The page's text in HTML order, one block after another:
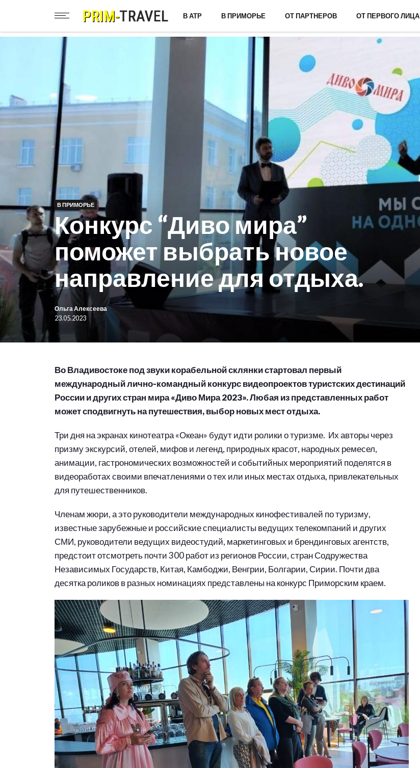
В АТР В ПРИМОРЬЕ ОТ ПАРТНЕРОВ ОТ ПЕРВОГО ЛИЦА
В ПРИМОРЬЕ
Конкурс “Диво мира”
поможет выбрать новое
направление для отдыха.
Ольга Алексеева
23.05.2023
Во Владивостоке под звуки корабельной склянки стартовал первый
международный лично-командный конкурс видеопроектов туристских дестинаций
России и других стран мира «Диво Мира 2023». Любая из представленных работ
может сподвигнуть на путешествия, выбор новых мест отдыха.
Три дня на экранах кинотеатра «Океан» будут идти ролики о туризме. Их авторы через
призму экскурсий, отелей, мифов и легенд, природных красот, народных ремесел,
анимации, гастрономических возможностей и событийных мероприятий поделятся в
видеоработах своими впечатлениями о тех или иных местах отдыха, привлекательных
для путешественников.
Членам жюри, а это руководители международных кинофестивалей по туризму,
известные зарубежные и российские специалисты ведущих телекомпаний и других
СМИ, руководители ведущих видеостудий, маркетинговых и брендинговых агентств,
предстоит отсмотреть почти 300 работ из регионов России, стран Содружества
Независимых Государств, Китая, Камбоджи, Венгрии, Болгарии, Сирии. Почти два
десятка роликов в разных номинациях представлены на конкурс Приморским краем.